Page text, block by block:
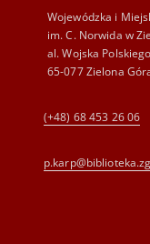
Wojewódzka i
im. C. Norwida w
al. Wojska
65-077 Zielona
(+48) 68 453 26 06